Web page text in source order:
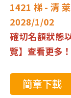
1421梯-清
2028/1/02
確切名額狀態
覽】查看更多！
簡章下載